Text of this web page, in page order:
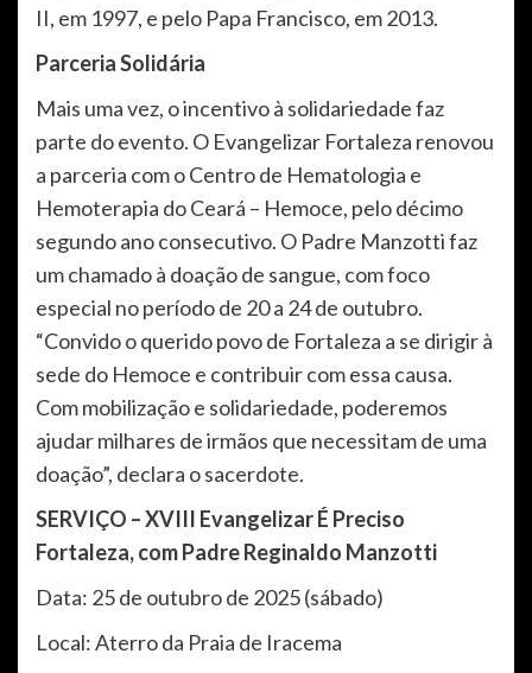
II, em 1997, e pelo Papa Francisco, em 2013.
Parceria Solidária
Mais uma vez, o incentivo à solidariedade faz
parte do evento. O Evangelizar Fortaleza renovou
a parceria com o Centro de Hematologia e
Hemoterapia do Ceará – Hemoce, pelo décimo
segundo ano consecutivo. O Padre Manzotti faz
um chamado à doação de sangue, com foco
especial no período de 20 a 24 de outubro.
“Convido o querido povo de Fortaleza a se dirigir à
sede do Hemoce e contribuir com essa causa.
Com mobilização e solidariedade, poderemos
ajudar milhares de irmãos que necessitam de uma
doação”, declara o sacerdote.
SERVIÇO – XVIII Evangelizar É Preciso
Fortaleza, com Padre Reginaldo Manzotti
Data: 25 de outubro de 2025 (sábado)
Local: Aterro da Praia de Iracema